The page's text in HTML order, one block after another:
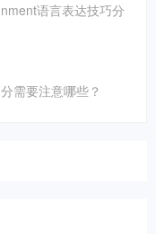
语言表达技巧分
需要注意哪些？